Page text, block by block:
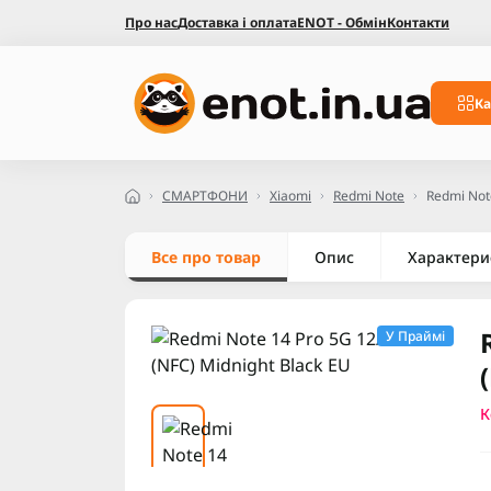
Про насДоставка і оплатаENOT - ОбмінКонтакти
СМАРТФОНИ Xiaomi Redmi Note Redmi
Все про товар Опис
У Праймі